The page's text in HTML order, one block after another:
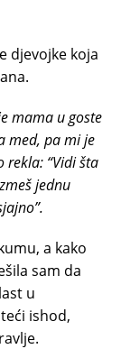
djevojke koja
mama u goste
med, pa mi je
rekla: “Vidi šta
jednu
a kako
sam da
u
ishod,